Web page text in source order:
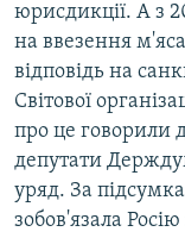
юрисдикції. А з
на ввезення
відповідь на
Світової
про це говорили
депутати
уряд. За
зобов'язала